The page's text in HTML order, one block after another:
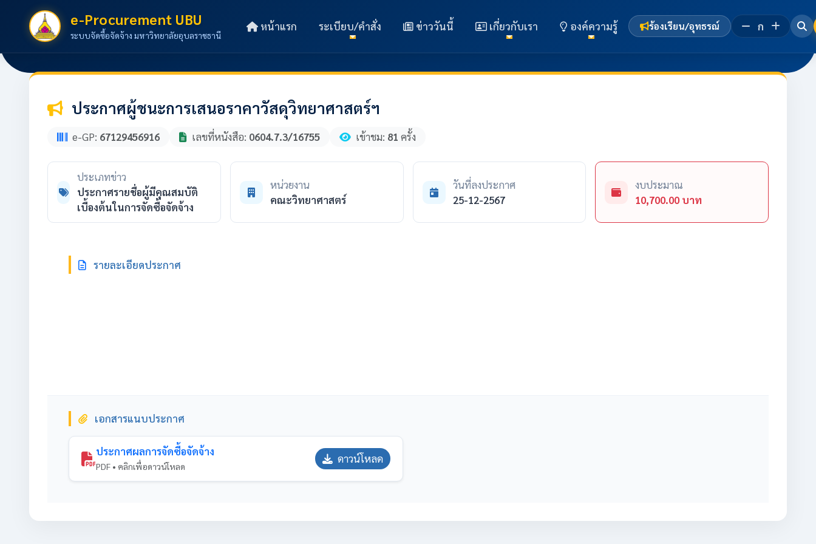
e-Procurement UBU
ระบบจัดซื้อจัดจ้าง มหาวิทยาลัยอุบลราชธานี
หน้าแรก ระเบียบ/คำสั่ง ข่าววันนี้ เกี่ยวกับเรา องค์ความรู้ ร้องเรียน/อุทธรณ์ ก
ประกาศผู้ชนะการเสนอราคาวัสดุวิทยาศาสตร์ฯ
e-GP: 67129456916 เลขที่หนังสือ: 0604.7.3/16755 เข้าชม: 81 ครั้ง
ประเภทข่าว
ประกาศรายชื่อผู้มีคุณสมบัติ
เบื้องต้นในการจัดซื้อจัดจ้าง
หน่วยงาน
คณะวิทยาศาสตร์
วันที่ลงประกาศ
25-12-2567
งบประมาณ
10,700.00 บาท
รายละเอียดประกาศ
เอกสารแนบประกาศ
ประกาศผลการจัดซื้อจัดจ้าง
PDF • คลิกเพื่อดาวน์โหลด
ดาวน์โหลด